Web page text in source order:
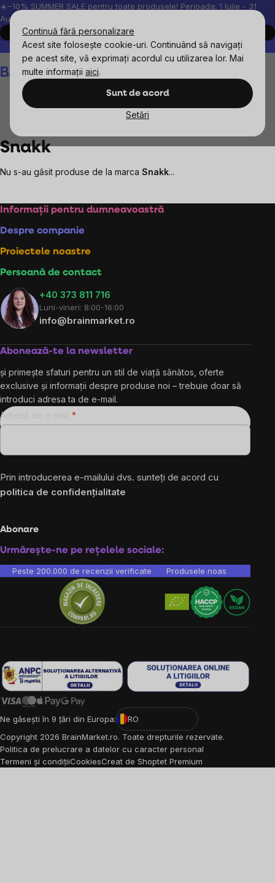
Continuă fără personalizare
Acest site folosește cookie-uri. Continuând să navigați
pe acest site, vă exprimați acordul cu utilizarea lor. Mai
multe informații aici.
Sunt de acord
Setări
Treci
la
conținut
☀️−10% SUMMER SALE pentru toate produsele! Perioada: 1 Iulie - 31
August, 2026.
Cumpără acum
Peste 200.000 de recenzii verificate
Produsele noastre sunt
Coş
de
Snakk
Nu s-au găsit produse de la marca Snakk...
Subsol
Informații pentru dumneavoastră
Despre companie
Proiectele noastre
Persoană de contact
+40 373 811 716
Luni-vineri: 8:00-16:00
info@brainmarket.ro
Abonează-te la newsletter
și primește sfaturi pentru un stil de viață sănătos, oferte
exclusive și informații despre produse noi – trebuie doar să
introduci adresa ta de e-mail.
Adresă de e-mail
Prin introducerea e-mailului dvs. sunteți de acord cu
politica de confidențialitate
Abonare
Urmărește-ne pe rețelele sociale:
Peste 200.000 de recenzii verificate Produsele noastre sunt
Ne găsești în 9 țări din Europa:
RO
Copyright 2026 BrainMarket.ro. Toate drepturile rezervate.
Politica de prelucrare a datelor cu caracter personal
Termeni și condițiiCookiesCreat de Shoptet Premium